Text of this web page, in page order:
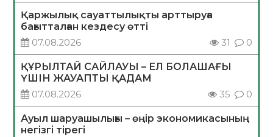
Қаржылық сауаттылықты арттыруға
бағытталған кездесу өтті
07.08.2026
31 0
ҚҰРЫЛТАЙ САЙЛАУЫ – ЕЛ БОЛАШАҒЫ
ҮШІН ЖАУАПТЫ ҚАДАМ
07.08.2026
35 0
Ауыл шаруашылығы – өңір экономикасының
негізгі тірегі